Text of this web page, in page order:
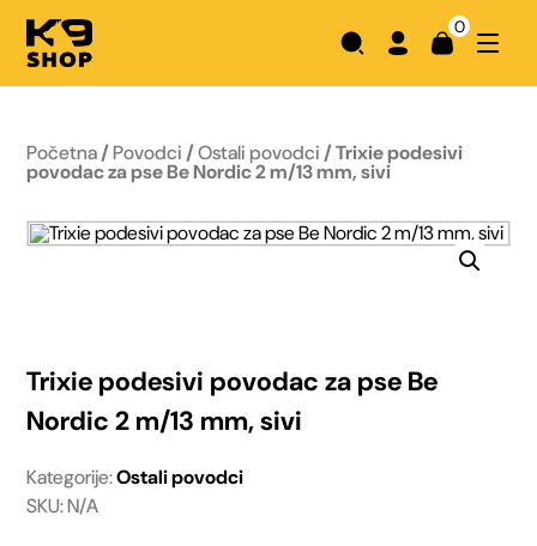
0
Početna/Povodci /Ostali povodci / Trixie podesivi
povodac za pse Be Nordic 2 m/13 mm, sivi
Trixie podesivi povodac za pse Be
Nordic 2 m/13 mm, sivi
Kategorije:Ostali povodci
SKU: N/A